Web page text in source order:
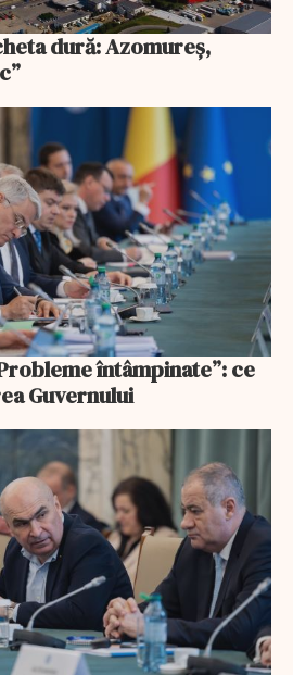
dură: Azomureș,
întâmpinate”: ce
Guvernului